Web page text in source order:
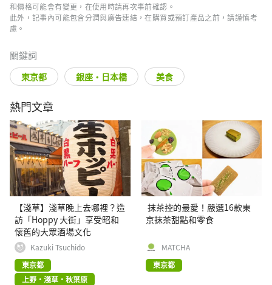
和價格可能會有變更，在使用時請再次事前確認。
此外，記事內可能包含分潤與廣告連結，在購買或預訂產品之前，請謹慎考
慮。
關鍵詞
東京都 銀座・日本橋 美食
熱門文章
【淺草】淺草晚上去哪裡？造
訪「Hoppy 大街」享受昭和
懷舊的大眾酒場文化
Kazuki Tsuchido
東京都
上野・淺草・秋葉原
抹茶控的最愛！嚴選16款東
京抹茶甜點和零食
MATCHA
東京都